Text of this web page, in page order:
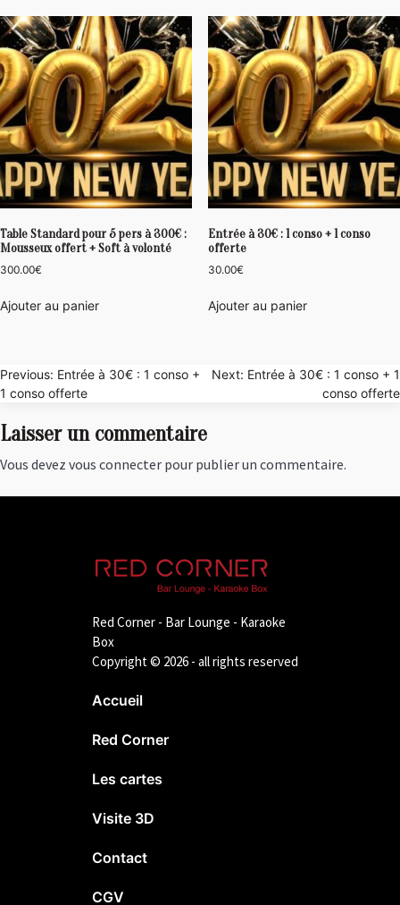
Table Standard pour 5 pers à 300€ :
Mousseux offert + Soft à volonté
300.00€
Ajouter au panier
Entrée à 30€ : 1 conso + 1 conso
offerte
30.00€
Ajouter au panier
Navigation
de
l’article
Previous: Entrée à 30€ : 1 conso +
1 conso offerte
Next: Entrée à 30€ : 1 conso + 1
conso offerte
Laisser un commentaire
Vous devez vous connecter pour publier un commentaire.
Red Corner - Bar Lounge - Karaoke
Box
Copyright © 2026 - all rights reserved
Accueil
Red Corner
Les cartes
Visite 3D
Contact
CGV